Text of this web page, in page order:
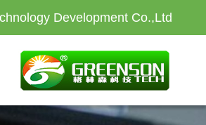
Development Co.,Ltd